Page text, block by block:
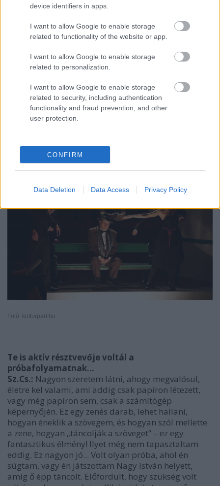
device identifiers in apps.
I want to allow Google to enable storage
related to functionality of the website or app.
I want to allow Google to enable storage
related to personalization.
I want to allow Google to enable storage
related to security, including authentication
functionality and fraud prevention, and other
user protection.
CONFIRM
Data Deletion Data Access Privacy Policy
A Bányavirággal és a Bányavaksággal nagy
sikert arattál. Az új szöveget mennyiben
fűszerezi „székelycsabás” humor?
Sz.Cs.:Azt hiszem, hogy szinte ugyanaz a humor
jelenik meg ebben a darabban, mint a
korábbiakban: nem kimondottan habkönnyű, nem
igazán bohókás, egy kicsit keményebb, amolyan
„asztalraverős” humor. Az is igaz, hogy kihúztunk
néhány poént, ami nagyon „bányás” volt. Ezt egy
kicsit sajnálom...
Fotó: kulturpart.hu
Te is aktív résztvevője voltál a
próbafolyamatnak...
Sz.Cs.: Nagyon szeretem látni, ahogy megvalósul,
életre kel valami, ami addig csak papíron létezett,
vagy még papíron sem, csak a számítógép
képernyőjén. Ez egy zenés darab, lehet hallani,
hogyan éneklik a szövegem, és hogyan szól mellette
a zene, hogyan „táncolják a szöveget” – ez egy
fantasztikus élmény! Ilyet még nem tapasztaltam
eddig. Ez nagyon jó... Volt olyan próba, ahol én
súgtam, vagy én játszottam Nagy István helyett,
amíg ő épp táncolt. Előfordult, hogy szükség volt